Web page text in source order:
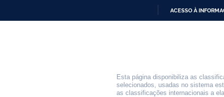
ACESSO À
Esta página disponibiliza as
selecionados, usadas no sistema
as classificações internacionais a